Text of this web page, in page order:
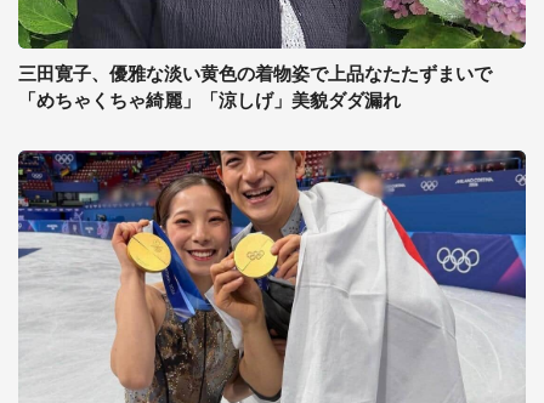
三田寛子、優雅な淡い黄色の着物姿で上品なたたずまいで
「めちゃくちゃ綺麗」「涼しげ」美貌ダダ漏れ